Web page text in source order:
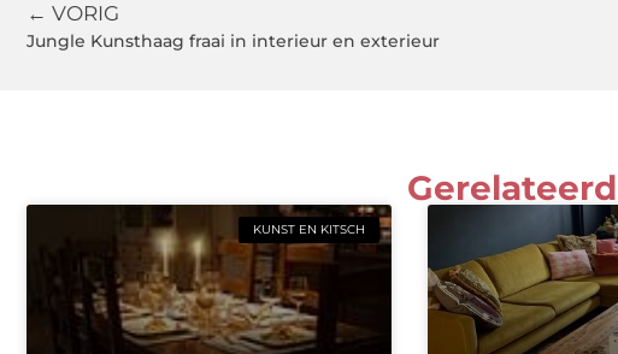
← VORIG
Jungle Kunsthaag fraai in interieur en exterieur
KUNST EN KITSCH